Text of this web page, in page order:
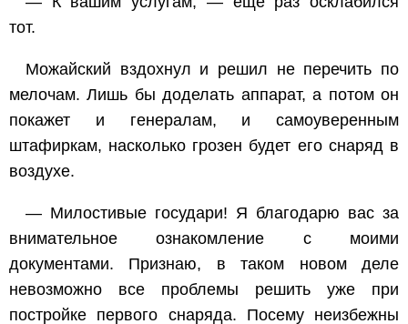
тот.
Можайский вздохнул и решил не перечить по
мелочам. Лишь бы доделать аппарат, а потом он
покажет и генералам, и самоуверенным
штафиркам, насколько грозен будет его снаряд в
воздухе.
— Милостивые государи! Я благодарю вас за
внимательное ознакомление с моими
документами. Признаю, в таком новом деле
невозможно все проблемы решить уже при
постройке первого снаряда. Посему неизбежны